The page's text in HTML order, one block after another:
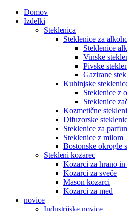
Domov
Izdelki
Steklenica
Steklenice za
Steklenice
Vinske
Pivske
Gazirane
Kuhinjske
Steklenice z
Steklenice
Kozmetične
Difuzorske
Steklenice za
Steklenice z milom
Bostonske okrogle
Stekleni kozarec
Kozarci za hrano in
Kozarci za sveče
Mason kozarci
Kozarci za med
novice
Industrijske novice